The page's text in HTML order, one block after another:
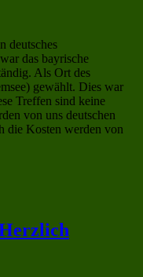
deutsches
das bayrische
Als Ort des
gewählt. Dies war
Treffen sind keine
von uns deutschen
die Kosten werden von